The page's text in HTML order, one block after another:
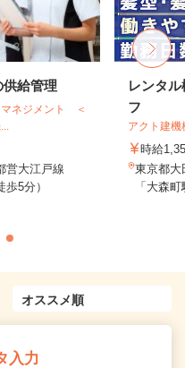
供給管理
ネジメント ＜
営大江戸線
歩5分）
レンタ
フ
アクト建機
時給
東京都大
「大森
入力